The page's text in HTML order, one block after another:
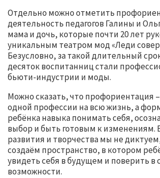
Отдельно можно отметить
деятельность педагогов Галины и
мама и дочь, которые почти 20 лет
уникальным театром мод «Леди
Безусловно, за такой длительный
десяток воспитанниц стали
бьюти-индустрии и моды.
Можно сказать, что профориентация
одной профессии на всю жизнь, а
ребёнка навыка понимать себя,
выбор и быть готовым к изменениям.
развития и творчества мы не
создаём пространство, в котором
увидеть себя в будущем и поверить в
возможности.